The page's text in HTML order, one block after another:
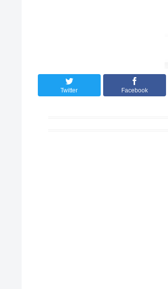
Twitter Facebook